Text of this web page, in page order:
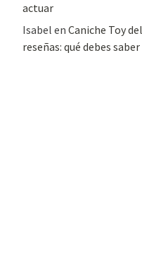
actuar
Isabel en Caniche Toy
reseñas: qué debes